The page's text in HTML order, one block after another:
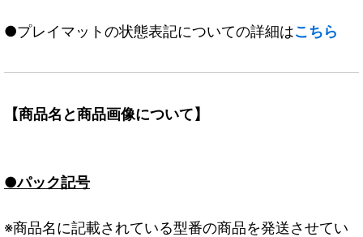
●プレイマットの状態表記についての詳細はこちら
【商品名と商品画像について】
●パック記号
※商品名に記載されている型番の商品を発送させてい